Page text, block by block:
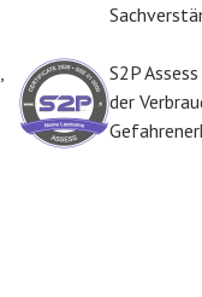
S2P
der